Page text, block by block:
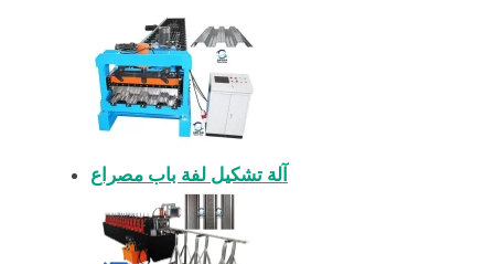
آلة تشكيل لفة باب مصراع